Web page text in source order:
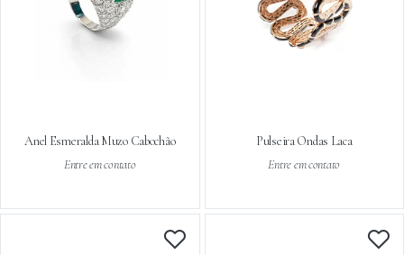
Anel Esmeralda Muzo Cabochão
Entre em contato
Pulseira Ondas Laca
Entre em contato